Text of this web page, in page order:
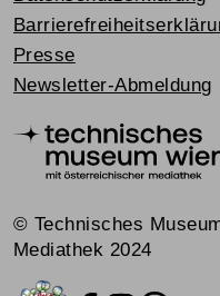
Presse
Newsletter-Abmeldung
© Technisches
Mediathek 2024